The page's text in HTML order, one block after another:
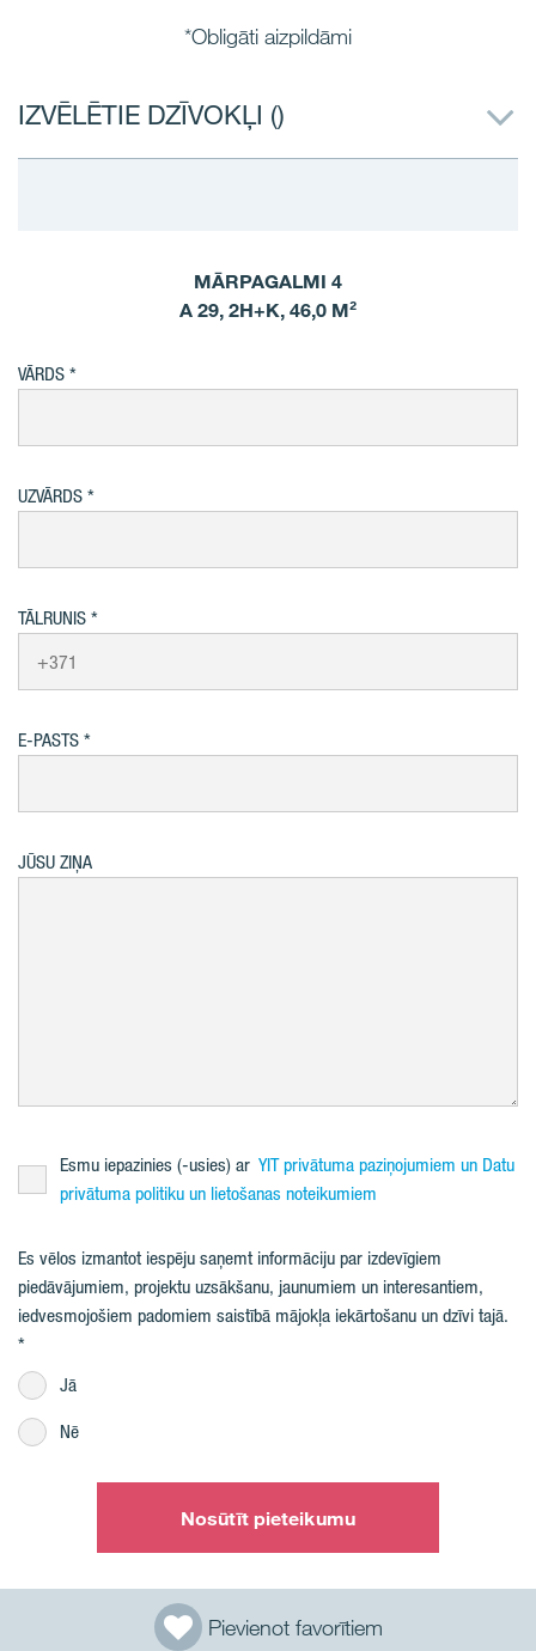
Pievienot favorītiem
*Obligāti aizpildāmi
IZVĒLĒTIE DZĪVOKĻI ()
MĀRPAGALMI 4
A 29, 2H+K, 46,0 M²
VĀRDS
UZVĀRDS
TĀLRUNIS
E-PASTS
JŪSU ZIŅA
Esmu iepazinies (-usies) ar YIT privātuma paziņojumiem un Datu
privātuma politiku un lietošanas noteikumiem
Es vēlos izmantot iespēju saņemt informāciju par izdevīgiem
piedāvājumiem, projektu uzsākšanu, jaunumiem un interesantiem,
iedvesmojošiem padomiem saistībā mājokļa iekārtošanu un dzīvi tajā.
Jā
Nē
Nosūtīt pieteikumu